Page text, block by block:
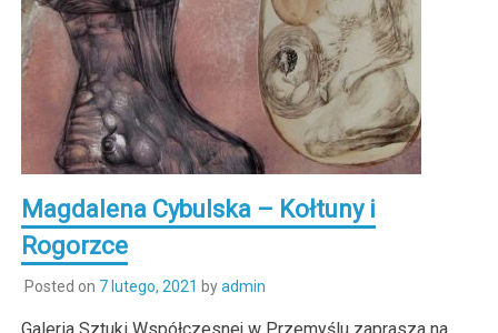
Magdalena Cybulska – Kołtuny i
Rogorzce
Posted on 7 lutego, 2021 byadmin